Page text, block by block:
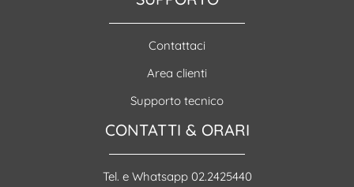
Contattaci
Area clienti
Supporto tecnico
CONTATTI & ORARI
Tel. e Whatsapp 02.2425440